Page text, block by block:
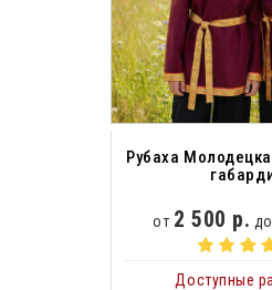
Рубаха
от 2 500 р. до
Доступные